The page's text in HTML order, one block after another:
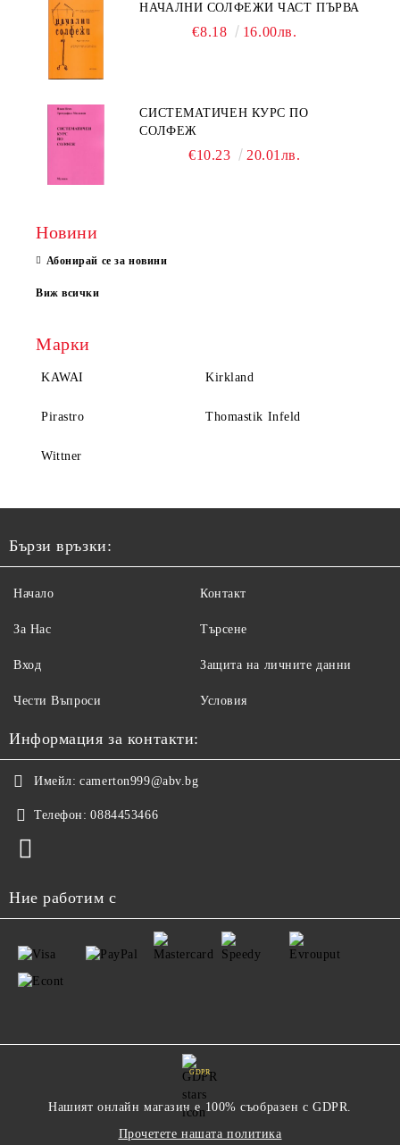
НАЧАЛНИ СОЛФЕЖИ ЧАСТ ПЪРВА
€8.18 16.00лв.
СИСТЕМАТИЧЕН КУРС ПО
СОЛФЕЖ
€10.23 20.01лв.
Новини
Абонирай се за новини
Виж всички
Марки
KAWAI Kirkland
Pirastro Thomastik Infeld
Wittner
Бързи връзки:
Начало
За Нас
Вход
Чести Въпроси
Контакт
Търсене
Защита на личните данни
Условия
Информация за контакти:
Имейл: camerton999@abv.bg
Телефон: 0884453466
Ние работим с
GDPR
Нашият онлайн магазин е 100% съобразен с GDPR.
Прочетете нашата политика